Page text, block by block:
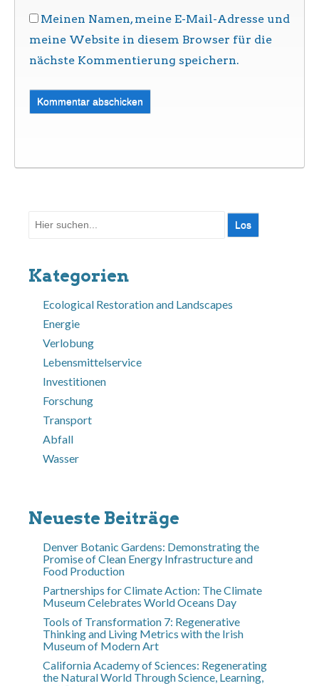
Meinen Namen, meine E-Mail-Adresse und
meine Website in diesem Browser für die
nächste Kommentierung speichern.
Suche
Kategorien
Ecological Restoration and Landscapes
Energie
Verlobung
Lebensmittelservice
Investitionen
Forschung
Transport
Abfall
Wasser
Neueste Beiträge
Denver Botanic Gardens: Demonstrating the
Promise of Clean Energy Infrastructure and
Food Production
Partnerships for Climate Action: The Climate
Museum Celebrates World Oceans Day
Tools of Transformation 7: Regenerative
Thinking and Living Metrics with the Irish
Museum of Modern Art
California Academy of Sciences: Regenerating
the Natural World Through Science, Learning,